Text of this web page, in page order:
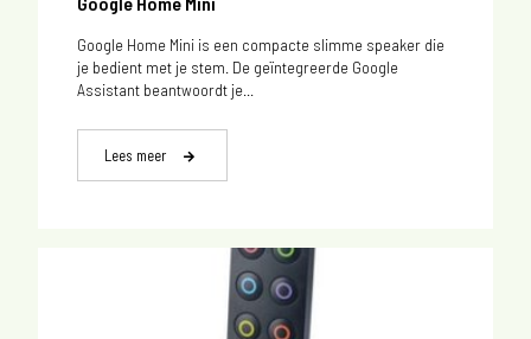
Google Home Mini is een compacte slimme speaker die
je bedient met je stem. De geïntegreerde Google
Assistant beantwoordt je...
Lees meer